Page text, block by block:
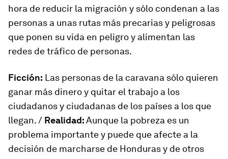
hora de reducir la migración y sólo condenan a las
personas a unas rutas más precarias y peligrosas
que ponen su vida en peligro y alimentan las
redes de tráfico de personas.
Ficción: Las personas de la caravana sólo quieren
ganar más dinero y quitar el trabajo a los
ciudadanos y ciudadanas de los países a los que
llegan. / Realidad:Aunque la pobreza es un
problema importante y puede que afecte a la
decisión de marcharse de Honduras y de otros